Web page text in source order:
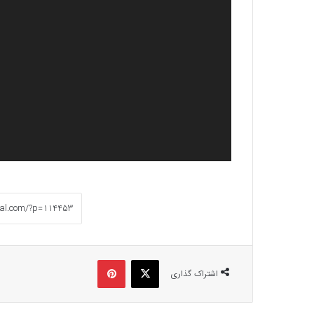
اشتراک گذاری
ایکس پینتریست